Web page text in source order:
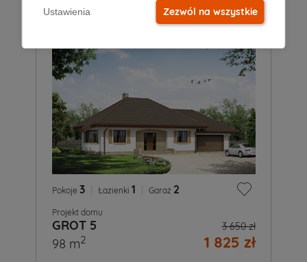
Pokoje 3 Łazienki 1 Garaż 2
Projekt domu
GROT 5 3 650 zł
1 825 zł
98 m2
Ustawienia Zezwól na wszystkie